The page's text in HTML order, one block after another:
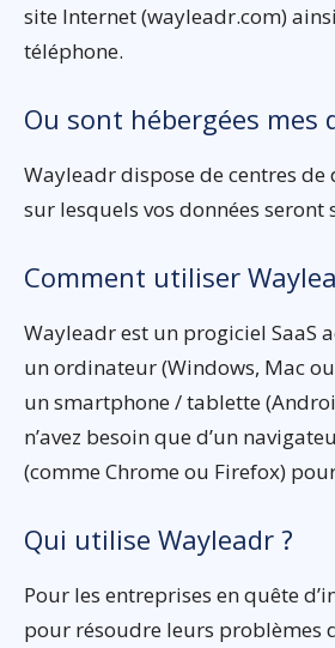
site Internet (wayleadr.com)
téléphone.
Ou sont hébergées mes
Wayleadr dispose de centres de
sur lesquels vos données seront
Comment utiliser
Wayleadr est un progiciel SaaS
un ordinateur (Windows, Mac
un smartphone / tablette
n’avez besoin que d’un
(comme Chrome ou Firefox)
Qui utilise Wayleadr ?
Pour les entreprises en quête
pour résoudre leurs problèmes